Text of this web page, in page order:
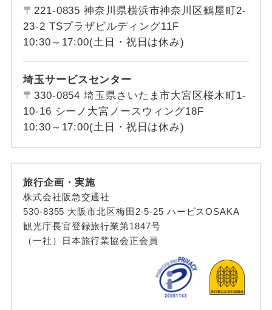
〒221-0835 神奈川県横浜市神奈川区鶴屋町2-
23-2 TSプラザビルディング11F
10:30～17:00(土日・祝日は休み)
埼玉サービスセンター
〒330-0854 埼玉県さいたま市大宮区桜木町1-
10-16 シーノ大宮ノースウィング18F
10:30～17:00(土日・祝日は休み)
旅行企画・実施
株式会社阪急交通社
530-8355 大阪市北区梅田2-5-25 ハービスOSAKA
観光庁長官登録旅行業第1847号
（一社）日本旅行業協会正会員